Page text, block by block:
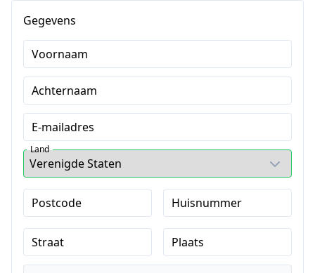
Gegevens
Voornaam
Achternaam
E-mailadres
Land
Postcode Huisnummer
Straat Plaats